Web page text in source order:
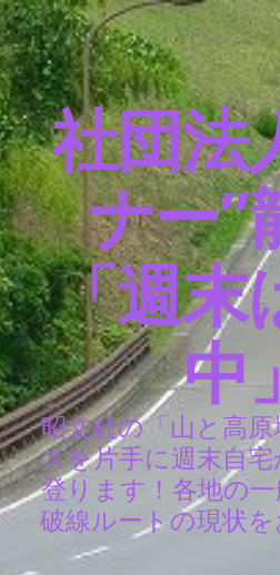
社団法
ナー”
「週末
中
昭文社の「山と高
スを片手に週末自
登ります！各地の一
破線ルートの現状を